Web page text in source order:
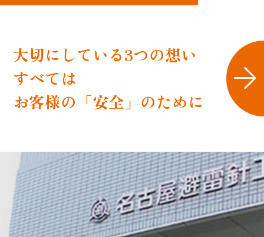
大切にしている3つの想い
すべては
お客様の「安全」のために